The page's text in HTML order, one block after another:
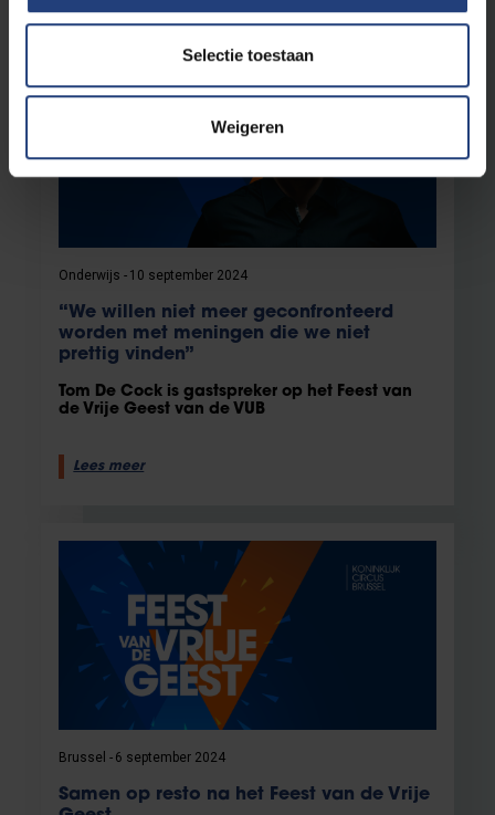
Selectie toestaan
Weigeren
Onderwijs 10 september 2024
“We willen niet meer geconfronteerd
worden met meningen die we niet
prettig vinden”
Tom De Cock is gastspreker op het Feest van
de Vrije Geest van de VUB
Lees meer
Brussel 6 september 2024
Samen op resto na het Feest van de Vrije